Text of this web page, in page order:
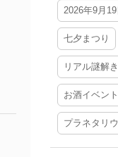
2026年9月
七夕まつり
リアル謎解
お酒イベント
プラネタリ